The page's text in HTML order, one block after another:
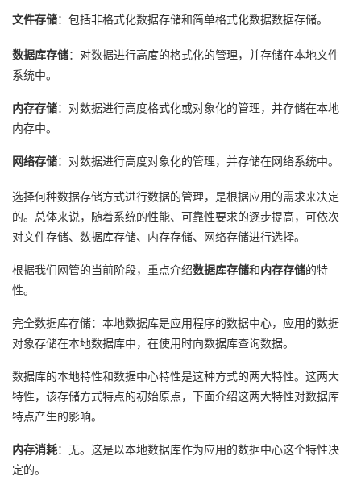
发
者
我
的
博
客
我
的
论
我
的
子
我
直
的
动
我
关
注
我
开
我
的
我
文件存储：包括非格式化数据存储和简单格式化数据数据存储。
数据库存储：对数据进行高度的格式化的管理，并存储在本地文件
系统中。
内存存储：对数据进行高度格式化或对象化的管理，并存储在本地
内存中。
网络存储：对数据进行高度对象化的管理，并存储在网络系统中。
选择何种数据存储方式进行数据的管理，是根据应用的需求来决定
的。总体来说，随着系统的性能、可靠性要求的逐步提高，可依次
对文件存储、数据库存储、内存存储、网络存储进行选择。
根据我们网管的当前阶段，重点介绍数据库存储和 内存存储的特
性。
完全数据库存储：本地数据库是应用程序的数据中心，应用的数据
对象存储在本地数据库中，在使用时向数据库查询数据。
数据库的本地特性和数据中心特性是这种方式的两大特性。这两大
特性，该存储方式特点的初始原点，下面介绍这两大特性对数据库
特点产生的影响。
内存消耗：无。这是以本地数据库作为应用的数据中心这个特性决
定的。